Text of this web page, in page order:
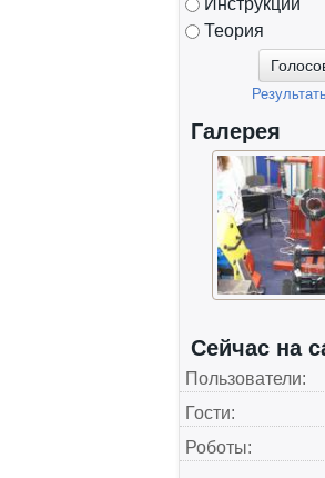
Теория
Галерея
Сейчас на
Пользователи:
Гости:
Роботы: